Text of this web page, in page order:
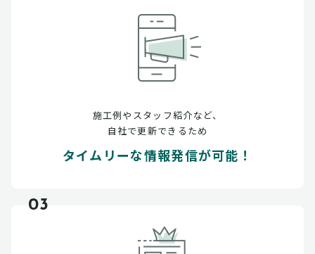
施工例やスタッフ紹介など、
自社で更新できるため
タイムリーな情報発信が可能！
03